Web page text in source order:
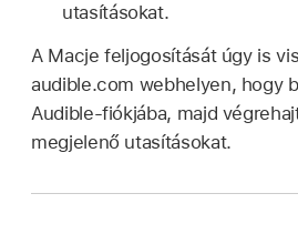
utasításokat.
A Macje feljogosítását úgy is
audible.com webhelyen, hogy
Audible-fiókjába, majd
megjelenő utasításokat.